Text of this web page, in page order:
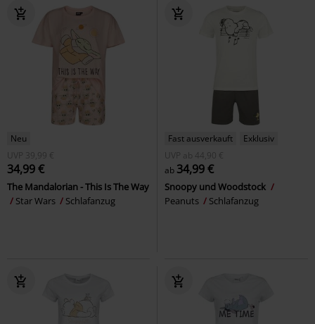
Neu
UVP
39,99 €
34,99 €
The Mandalorian - This Is The Way
Star Wars
Schlafanzug
Fast ausverkauft
Exklusiv
UVP
ab
44,90 €
ab 34,99 €
Snoopy und Woodstock
Peanuts
Schlafanzug